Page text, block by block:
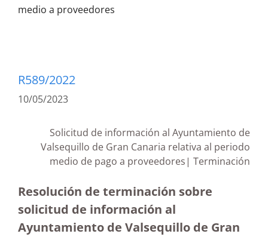
medio a proveedores
R589/2022
10/05/2023
Solicitud de información al Ayuntamiento de
Valsequillo de Gran Canaria relativa al periodo
medio de pago a proveedores| Terminación
Resolución de terminación sobre
solicitud de información al
Ayuntamiento de Valsequillo de Gran